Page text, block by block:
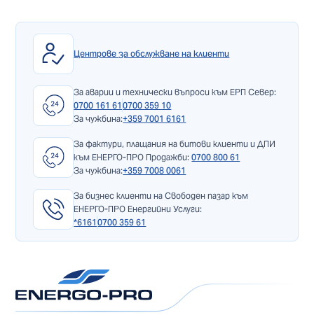
Центрове за обслужване на клиенти
За аварии и технически въпроси към ЕРП Север:
0700 161 61 0700 359 10
За чужбина:+359 7001 6161
За фактури, плащания на битови клиенти и ДПИ
към ЕНЕРГО-ПРО Продажби:0700 800 61
За чужбина:+359 7008 0061
За бизнес клиенти на Свободен пазар към
ЕНЕРГО-ПРО Енергийни Услуги:
*6161 0700 359 61